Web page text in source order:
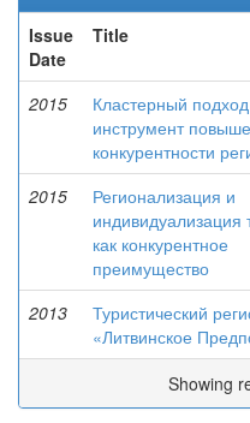
Issue
Date
Title
2015
Кластерный подход
инструмент
конкурентности
2015
Регионализация и
индивидуализация
как конкурентное
преимущество
2013
Туристический
«Литвинское
Showing